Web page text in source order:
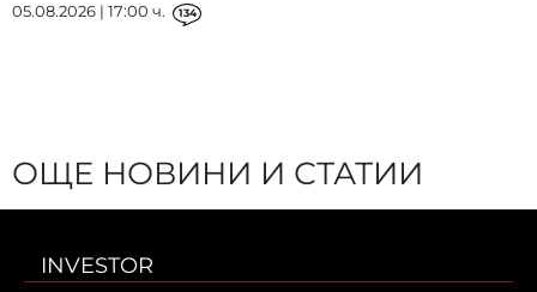
05.08.2026 | 17:00 ч. 134
ОЩЕ НОВИНИ И СТАТИИ
INVESTOR